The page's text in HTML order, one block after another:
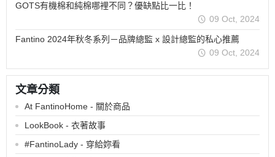
GOTS有機棉和純棉哪裡不同？優缺點比一比！
09 Oct, 2024
Fantino 2024年秋冬系列－品牌總監 x 設計總監的私心推薦
09 Oct, 2024
文章分類
At FantinoHome - 關於商品
LookBook - 衣著故事
#FantinoLady - 穿給妳看